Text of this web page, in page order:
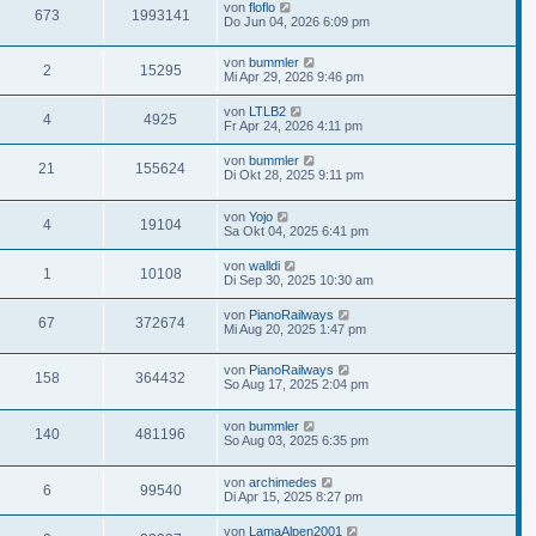
673 1993141 von floflo
Do Jun 04, 2026 6:09 pm
2 15295 von bummler
Mi Apr 29, 2026 9:46 pm
4 4925 von LTLB2
Fr Apr 24, 2026 4:11 pm
21 155624 von bummler
Di Okt 28, 2025 9:11 pm
4 19104 von Yojo
Sa Okt 04, 2025 6:41 pm
1 10108 von walldi
Di Sep 30, 2025 10:30 am
67 372674 von PianoRailways
Mi Aug 20, 2025 1:47 pm
158 364432 von PianoRailways
So Aug 17, 2025 2:04 pm
140 481196 von bummler
So Aug 03, 2025 6:35 pm
6 99540 von archimedes
Di Apr 15, 2025 8:27 pm
von LamaAlpen2001